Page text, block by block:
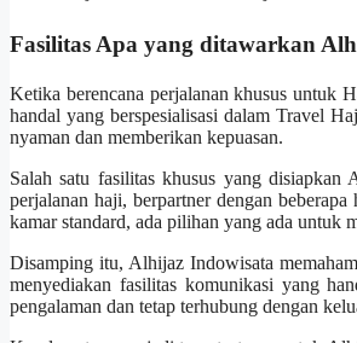
Fasilitas Apa yang ditawarkan
Ketika berencana perjalanan khusus untuk
handal yang berspesialisasi dalam Travel
nyaman dan memberikan kepuasan.
Salah satu fasilitas khusus yang disiapkan
perjalanan haji, berpartner dengan
kamar standard, ada pilihan yang ada untuk
Disamping itu, Alhijaz Indowisata
menyediakan fasilitas komunikasi yang
pengalaman dan tetap terhubung dengan